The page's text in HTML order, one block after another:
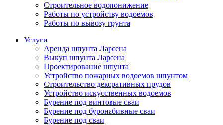
Строительное водопонижение
Работы по устройству водоемов
Работы по вывозу грунта
Услуги
Аренда шпунта Ларсена
Выкуп шпунта Ларсена
Проектирование шпунта
Устройство пожарных водоемов шпунтом
Строительство декоративных прудов
Устройство искусственных водоемов
Бурение под винтовые сваи
Бурение под буронабивные сваи
Бурение под сваи